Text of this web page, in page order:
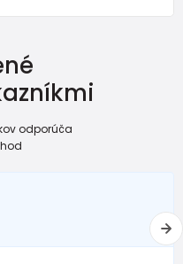
do 3,4
do 4,5
8 - 9,5
odporúča